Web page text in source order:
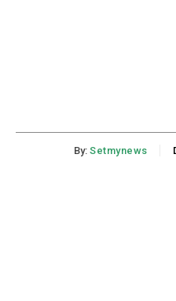
By: Setmynews